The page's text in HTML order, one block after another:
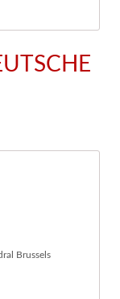
Brussels